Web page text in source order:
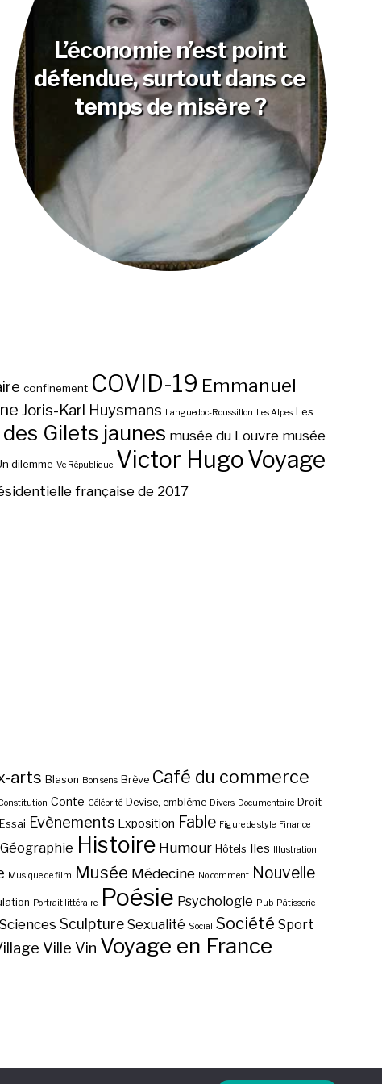
L’économie n’est point
défendue, surtout dans ce
temps de misère ?
confinement COVID-19 Emmanuel
Joris-Karl Huysmans Languedoc-Roussillon Les Alpes Les
Gilets jaunes musée du Louvre musée
dilemme Ve République Victor HugoVoyage
française de 2017
arts Blason Bon sens Brève Café du commerce
Conte Célébrité Devise, emblème Divers Documentaire Droit
Essai Evènements Exposition Fable Figure de style Finance
Géographie Histoire Humour Hôtels Iles Illustration
Musique de film Musée Médecine No comment Nouvelle
Portrait littéraire Poésie Psychologie Pub Pâtisserie
Sciences Sculpture Sexualité Social Société Sport
Ville Vin Voyage en France